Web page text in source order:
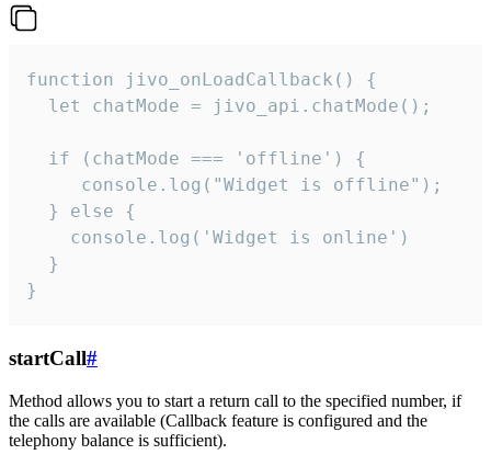
function jivo_onLoadCallback() {
  let chatMode = jivo_api.chatMode();
  if (chatMode === 'offline') {
     console.log("Widget is offline");
  } else {
    console.log('Widget is online')
  }
}
startCall#
Method allows you to start a return call to the specified number, if
the calls are available (Callback feature is configured and the
telephony balance is sufficient).